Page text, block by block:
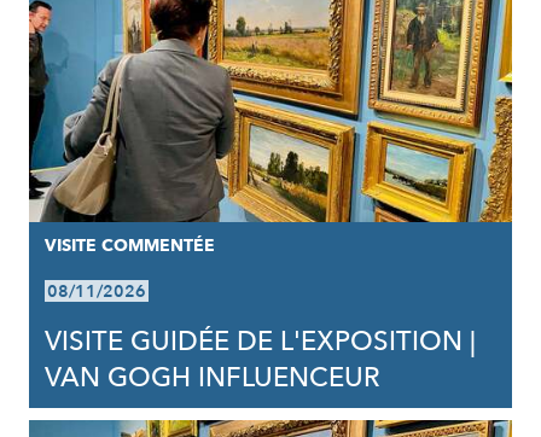
VISITE COMMENTÉE
08/11/2026
VISITE GUIDÉE DE L'EXPOSITION |
VAN GOGH INFLUENCEUR